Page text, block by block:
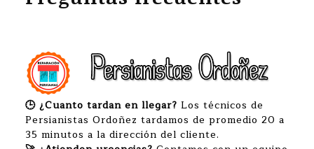
🕒 ¿Cuanto tardan en llegar? Los técnicos de
Persianistas Ordoñez tardamos de promedio 20 a
35 minutos a la dirección del cliente.